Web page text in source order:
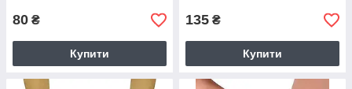
80 ₴
Купити
135 ₴
Купити